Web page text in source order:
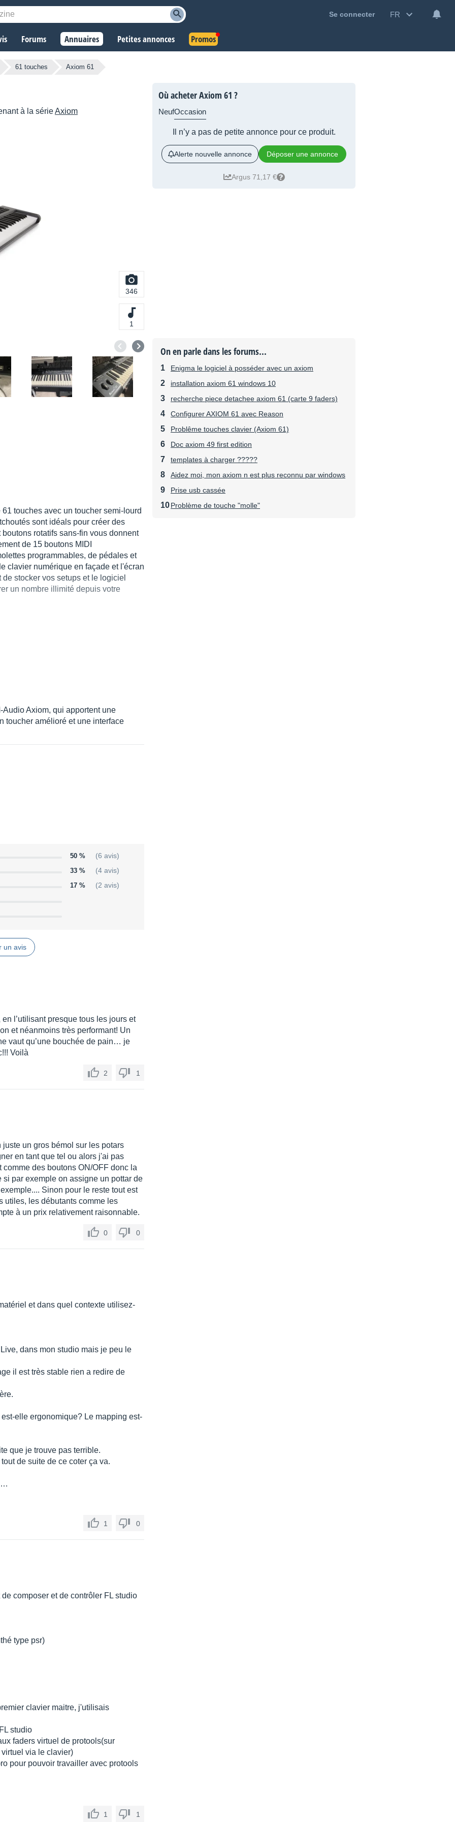
Se connecter FR
Forums Annuaires Petites annonces Promos
61 touches Axiom 61
à la sérieAxiom
346
1
touches avec un toucher semi-lourd
sont idéals pour créer des
rotatifs sans-fin vous donnent
de 15 boutons MIDI
programmables, de pédales et
clavier numérique en façade et l'écran
stocker vos setups et le logiciel
un nombre illimité depuis votre
+ PitchBend + Modulation.
programmable
en cours du contrôleur
pour vous permettre de faire de la
Axiom, qui apportent une
toucher amélioré et une interface
50 % (6 avis)
33 % (4 avis)
17 % (2 avis)
un avis
l’utilisant presque tous les jours et
et néanmoins très performant! Un
vaut qu’une bouchée de pain… je
Voilà
2 1
un gros bémol sur les potars
en tant que tel ou alors j'ai pas
des boutons ON/OFF donc la
par exemple on assigne un pottar de
Sinon pour le reste tout est
utiles, les débutants comme les
à un prix relativement raisonnable.
0 0
et dans quel contexte utilisez-
dans mon studio mais je peu le
il est très stable rien a redire de
elle ergonomique? Le mapping est-
que je trouve pas terrible.
de suite de ce coter ça va.
1 0
composer et de contrôler FL studio
type psr)
clavier maitre, j'utilisais
studio
faders virtuel de protools(sur
via le clavier)
pour pouvoir travailler avec protools
1 1
Où acheter Axiom 61 ?
NeufOccasion
Il n’y a pas de petite annonce pour ce produit.
Alerte nouvelle annonce Déposer une annonce
Argus 71,17 €
On en parle dans les forums...
Enigma le logiciel à posséder avec un axiom
installation axiom 61 windows 10
recherche piece detachee axiom 61 (carte 9 faders)
Configurer AXIOM 61 avec Reason
Problême touches clavier (Axiom 61)
Doc axiom 49 first edition
templates à charger ?????
Aidez moi, mon axiom n est plus reconnu par windows
Prise usb cassée
Problème de touche "molle"